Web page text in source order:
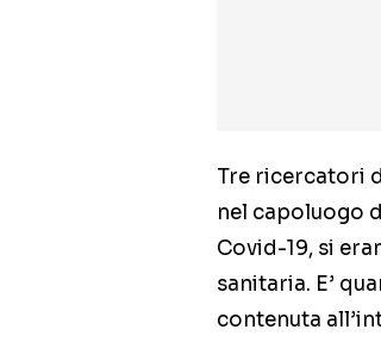
Tre ricercatori
nel capoluogo
Covid-19, si
sanitaria. E’
contenuta